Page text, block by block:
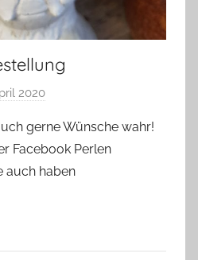
2020
n
G
l
gerne Wünsche wahr!
Facebook Perlen
auch haben